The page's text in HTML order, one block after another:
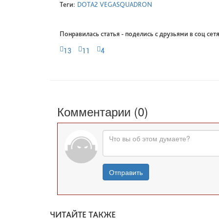
Теги: DOTA2 VEGASQUADRON
Понравилась статья - поделись с друзьями в соц
13 11 4
Комментарии (0)
Отправить
ЧИТАЙТЕ ТАКЖЕ